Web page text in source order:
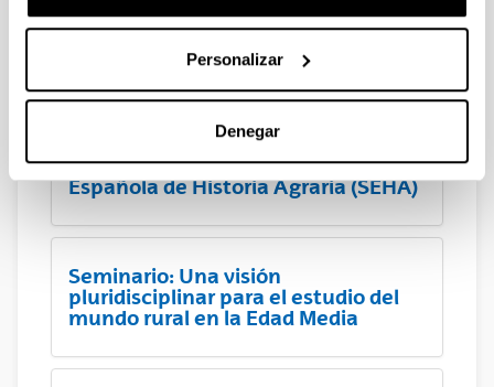
Personalizar
Denegar
Organización del Coloquio
internacional Horrea, graneros y
silos. Almacenaje y rentas en las
aldeas de la Alta Edad Media
I Seminario anual de la Sociedad
Española de Historia Agraria (SEHA)
Seminario: Una visión
pluridisciplinar para el estudio del
mundo rural en la Edad Media